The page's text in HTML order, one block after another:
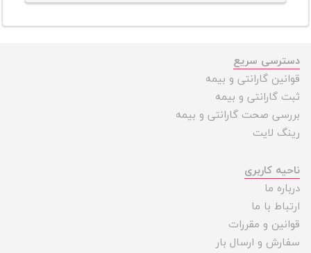
دسترسی سریع
قوانین گارانتی و بیمه
ثبت گارانتی و بیمه
بررسی صحت گارانتی و بیمه
رینگ لایت
ناحیه کاربری
درباره ما
ارتباط با ما
قوانین و مقررات
سفارش و ارسال بار